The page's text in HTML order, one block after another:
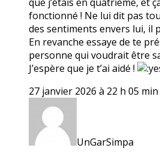
fonctionné ! Ne lui dit pas
des sentiments envers lui, il
En revanche essaye de te
personne qui voudrait être
J’espère que je t’ai aidé !
27 janvier 2026 à 22 h 05 min
UnGarSimpa